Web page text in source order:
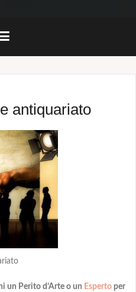
antiquariato
un Perito d’Arte o un Esperto per